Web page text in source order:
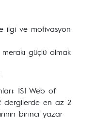
ilgi ve motivasyon
güçlü olmak
ISI Web of
dergilerde en az 2
birinci yazar